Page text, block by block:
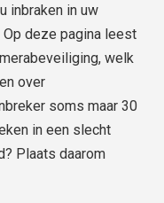
inbraken in uw
deze pagina leest
welk
over
soms maar 30
in een slecht
Plaats daarom